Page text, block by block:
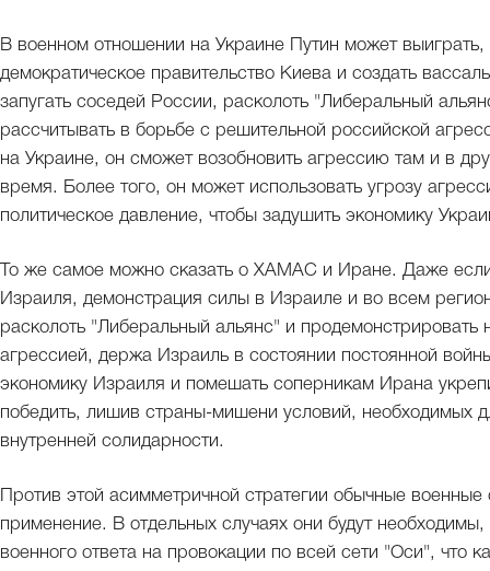
В военном отношении на Украине Путин может
демократическое правительство Киева и создать
запугать соседей России, расколоть "Либеральный
рассчитывать в борьбе с решительной российской
на Украине, он сможет возобновить агрессию там и в
время. Более того, он может использовать угрозу
политическое давление, чтобы задушить экономику
То же самое можно сказать о ХАМАС и Иране. Даже
Израиля, демонстрация силы в Израиле и во всем
расколоть "Либеральный альянс" и продемонстрировать
агрессией, держа Израиль в состоянии постоянной
экономику Израиля и помешать соперникам Ирана
победить, лишив страны-мишени условий, необходимых
внутренней солидарности.
Против этой асимметричной стратегии обычные
применение. В отдельных случаях они будут
военного ответа на провокации по всей сети "Оси",